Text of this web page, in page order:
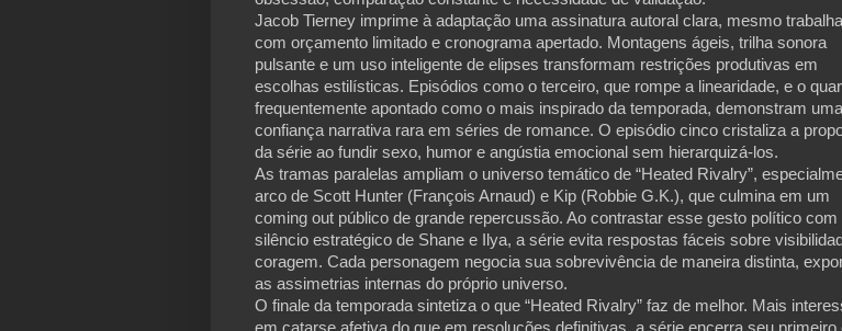
Jacob Tierney imprime à adaptação uma assinatura autoral clara, mesmo
com orçamento limitado e cronograma apertado. Montagens ágeis, trilha sonora
pulsante e um uso inteligente de elipses transformam restrições produtivas em
escolhas estilísticas. Episódios como o terceiro, que rompe a linearidade, e o
frequentemente apontado como o mais inspirado da temporada, demonstram uma
confiança narrativa rara em séries de romance. O episódio cinco cristaliza a
da série ao fundir sexo, humor e angústia emocional sem hierarquizá-los.
As tramas paralelas ampliam o universo temático de “Heated Rivalry”,
arco de Scott Hunter (François Arnaud) e Kip (Robbie G.K.), que culmina em um
coming out público de grande repercussão. Ao contrastar esse gesto político com
silêncio estratégico de Shane e Ilya, a série evita respostas fáceis sobre
coragem. Cada personagem negocia sua sobrevivência de maneira distinta,
as assimetrias internas do próprio universo.
O finale da temporada sintetiza o que “Heated Rivalry” faz de melhor. Mais